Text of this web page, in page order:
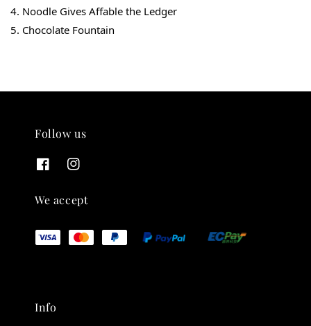
4. Noodle Gives Affable the Ledger
5. Chocolate Fountain
Follow us
We accept
Info